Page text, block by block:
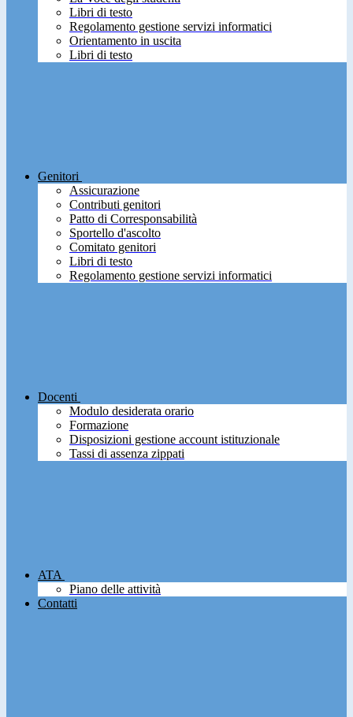
Libri di testo
Regolamento gestione servizi informatici
Orientamento in uscita
Libri di testo
Genitori
Assicurazione
Contributi genitori
Patto di Corresponsabilità
Sportello d'ascolto
Comitato genitori
Libri di testo
Regolamento gestione servizi informatici
Docenti
Modulo desiderata orario
Formazione
Disposizioni gestione account istituzionale
Tassi di assenza zippati
ATA
Piano delle attività
Contatti